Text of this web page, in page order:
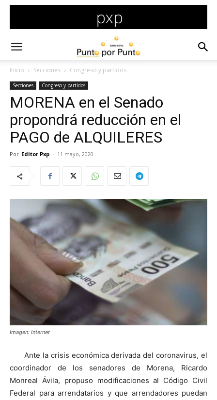
Inicio Secciones Congreso y partidos
Secciones Congreso y partidos
MORENA en el Senado
propondrá reducción en el
PAGO de ALQUILERES
Por Editor Pxp - 11 mayo, 2020
Imagen: Internet
Ante la crisis económica derivada del coronavirus, el
coordinador de los senadores de Morena, Ricardo
Monreal Ávila, propuso modificaciones al Código Civil
Federal para arrendatarios y que arrendadores puedan